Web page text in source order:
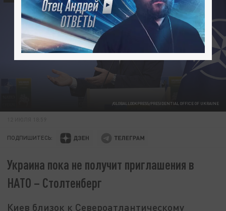
/GLOBALLOOKPRESS/PRESIDENTIAL OFFICE OF UKRAINE
ПОДПИШИТЕСЬ:
Украина пока не получит приглашения в
НАТО – Столтенберг
Киев близок к Североатлантическому